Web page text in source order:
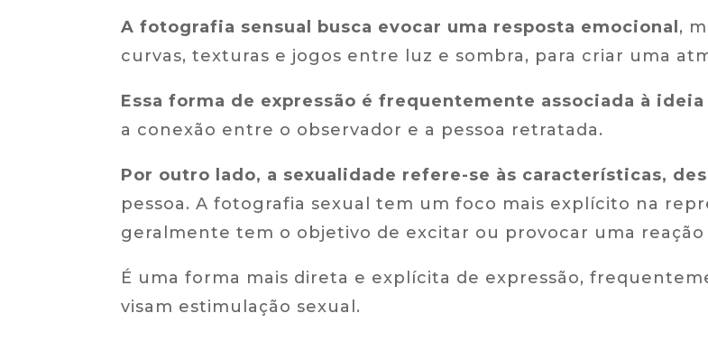
A fotografia sensual busca evocar uma resposta emocional ,
curvas, texturas e jogos entre luz e sombra, para criar uma
Essa forma de expressão é frequentemente associada à
a conexão entre o observador e a pessoa retratada.
Por outro lado, a sexualidade refere-se às características,
pessoa. A fotografia sexual tem um foco mais explícito na
geralmente tem o objetivo de excitar ou provocar uma
É uma forma mais direta e explícita de expressão,
visam estimulação sexual.